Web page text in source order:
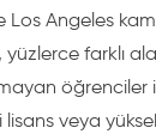
Los Angeles
yüzlerce farklı
öğrenciler
veya